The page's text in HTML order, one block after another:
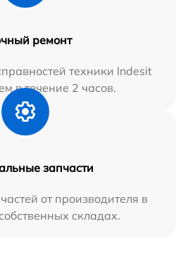
ремонт
техники Indesit
в течение 2 часов.
запчасти
от производителя в
складах.